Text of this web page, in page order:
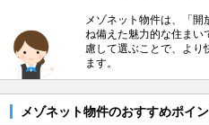
メゾネット物件は、「
ね備えた魅力的な住まい
慮して選ぶことで、より
ます。
メゾネット物件のおすすめポイ